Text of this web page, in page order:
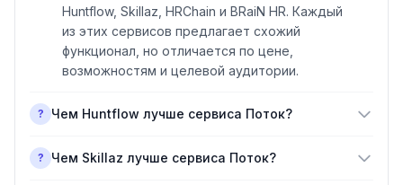
Huntflow, Skillaz, HRChain и BRaiN HR. Каждый
из этих сервисов предлагает схожий
функционал, но отличается по цене,
возможностям и целевой аудитории.
? Чем Huntflow лучше сервиса Поток?
? Чем Skillaz лучше сервиса Поток?